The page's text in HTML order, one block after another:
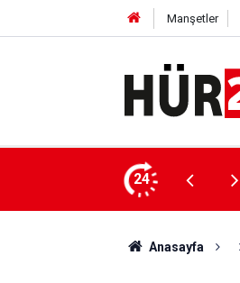
Manşetler
24
Anasayfa